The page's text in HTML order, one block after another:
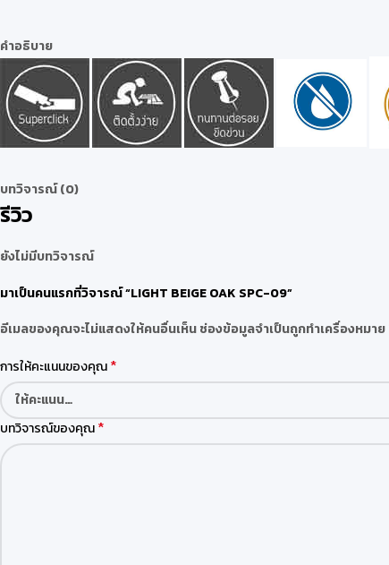
คำอธิบาย
บทวิจารณ์ (0)
รีวิว
ยังไม่มีบทวิจารณ์
มาเป็นคนแรกที่วิจารณ์ “LIGHT BEIGE OAK SPC-09”
อีเมลของคุณจะไม่แสดงให้คนอื่นเห็นช่องข้อมูลจำเป็นถูกทำเครื่องหมาย
การให้คะแนนของคุณ*
บทวิจารณ์ของคุณ*